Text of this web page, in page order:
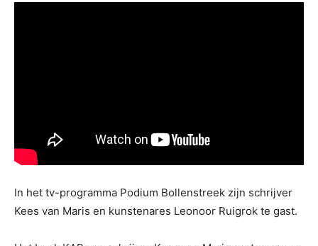
In het tv-programma Podium Bollenstreek zijn schrijver
Kees van Maris en kunstenares Leonoor Ruigrok te gast.